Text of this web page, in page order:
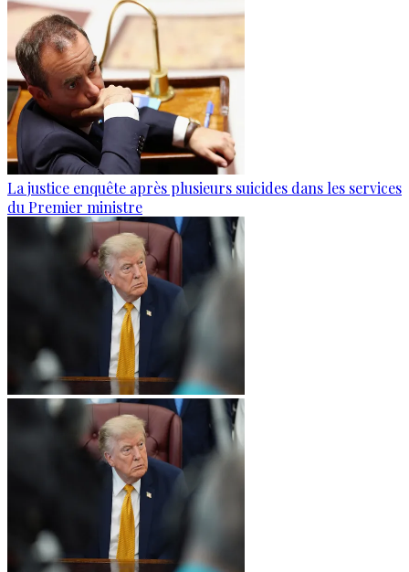
La justice enquête après plusieurs suicides dans les services
du Premier ministre